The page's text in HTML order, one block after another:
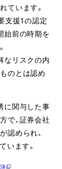
ています。
支援1の認定
始前の時期を
なリスクの内
のとは認め
に関与した事
で、証券会社
認められ、
います。